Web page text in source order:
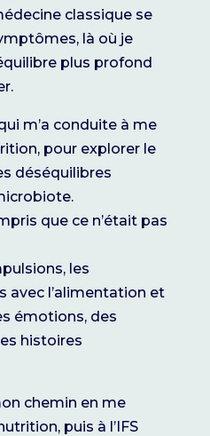
classique se
là où je
plus profond
m’a conduite à me
pour explorer le
déséquilibres
que ce n’était pas
les
avec l’alimentation et
émotions, des
histoires
chemin en me
puis à l’IFS